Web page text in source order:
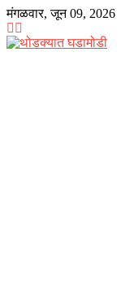
Skip
to
content
मंगळवार, जून 09, 2026